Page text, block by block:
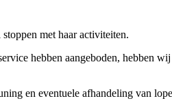
met haar activiteiten.
hebben aangeboden, hebben
en eventuele afhandeling van